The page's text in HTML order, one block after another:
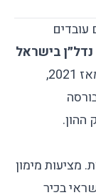
עובדים
בישראל
מאז 2021,
ההון.
מציעות מימון
בכיר